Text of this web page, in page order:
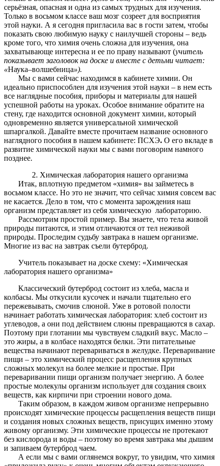
серьёзная, опасная и одна из самых трудных для изучения.
Только в восьмом классе ваш мозг созреет для восприятия
этой науки. А я сегодня пригласила вас в гости затем, чтобы
показать свою любимую науку с наилучшей стороны – ведь
кроме того, что химия очень сложна для изучения, она
захватывающе интересна и ее по праву называют (учитель
показывает заголовок на доске и вместе с детьми читает:
«Наука–волшебница»).
Мы с вами сейчас находимся в кабинете химии. Он
идеально приспособлен для изучения этой науки – в нем есть
все наглядные пособия, приборы и материалы для нашей
успешной работы на уроках. Особое внимание обратите на
стену, где находится основной документ химии, который
одновременно является универсальной химической
шпаргалкой. Давайте вместе прочитаем название основного
наглядного пособия в нашем кабинете: ПСХЭ. О его вкладе в
развитие химической науки мы с вами поговорим намного
позднее.
2. Химическая лаборатория нашего организма
Итак, вплотную предметом «химия» вы займетесь в
восьмом классе. Но это не значит, что сейчас химия совсем вас
не касается. Дело в том, что с момента зарождения наш
организм представляет из себя химическую лабораторию.
Рассмотрим простой пример. Вы знаете, что тела живой
природы питаются, и этим отличаются от тел неживой
природы. Проследим судьбу завтрака в нашем организме.
Многие из вас на завтрак съели бутерброд.
Учитель показывает на доске схему: «Химическая
лаборатория нашего организма»
Классический бутерброд состоит из хлеба, масла и
колбасы. Мы откусили кусочек и начали тщательно его
пережевывать, смочив слюной. Уже в ротовой полости
начинает работать химическая лаборатория: хлеб состоит из
углеводов, а они под действием слюны превращаются в сахар.
Поэтому при глотании мы чувствуем сладкий вкус. Масло –
это жиры, а в колбасе находятся белки. Эти питательные
вещества начинают перевариваться в желудке. Переваривание
пищи – это химический процесс расщепления крупных
сложных молекул на более мелкие и простые. При
переваривании пищи организм получает энергию. А более
простые молекулы организм использует для создания своих
веществ, как кирпичи при строении нового дома.
Таким образом, в каждом живом организме непрерывно
происходят химические процессы расщепления веществ пищи
и создания новых сложных веществ, присущих именно этому
живому организму. Эти химические процессы не протекают
без кислорода и воды – поэтому во время завтрака мы дышим
и запиваем бутерброд чаем.
А если мы с вами оглянемся вокруг, то увидим, что химия